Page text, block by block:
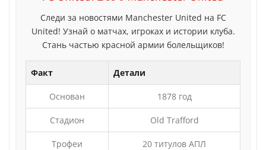
Следи за новостями Manchester United на FC
United! Узнай о матчах, игроках и истории клуба.
Стань частью красной армии болельщиков!
Факт Детали
Основан 1878 год
Стадион Old Trafford
Трофеи 20 титулов АПЛ